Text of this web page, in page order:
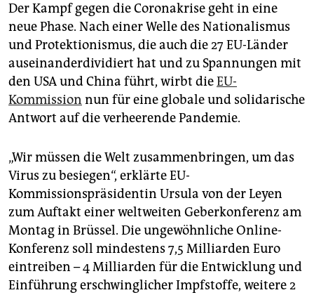
abo
genossenschaft
epaper login
Der Kampf gegen die Coronakrise geht in eine
neue Phase. Nach einer Welle des Nationalismus
und Protektionismus, die auch die 27 EU-Länder
auseinanderdividiert hat und zu Spannungen mit
den USA und China führt, wirbt dieEU-
Kommission nun für eine globale und solidarische
Antwort auf die verheerende Pandemie.
„Wir müssen die Welt zusammenbringen, um das
Virus zu besiegen“, erklärte EU-
Kommissionspräsidentin Ursula von der Leyen
zum Auftakt einer weltweiten Geberkonferenz am
Montag in Brüssel. Die ungewöhnliche Online-
Konferenz soll mindestens 7,5 Milliarden Euro
eintreiben – 4 Milliarden für die Entwicklung und
Einführung erschwinglicher Impfstoffe, weitere 2